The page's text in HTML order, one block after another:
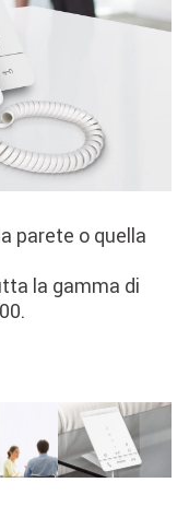
parete o quella
la gamma di
Image